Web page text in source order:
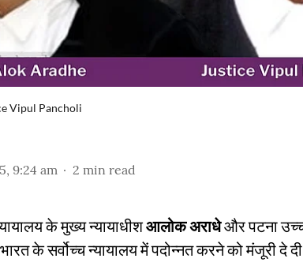
Vipul Pancholi
9:24 am 2 min read
के मुख्य न्यायाधीशआलोक अराधेऔर पटना
के सर्वोच्च न्यायालय में पदोन्नत करने को मंजूरी दे